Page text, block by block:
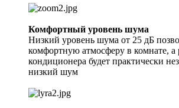
Комфортный уровень шума
Низкий уровень шума от 25 дБ
комфортную атмосферу в комнате, а
кондиционера будет практически
низкий шум